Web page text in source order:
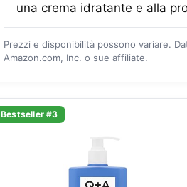
una crema idratante e alla
Prezzi e disponibilità possono variare.
Amazon.com, Inc. o sue affiliate.
Bestseller #3